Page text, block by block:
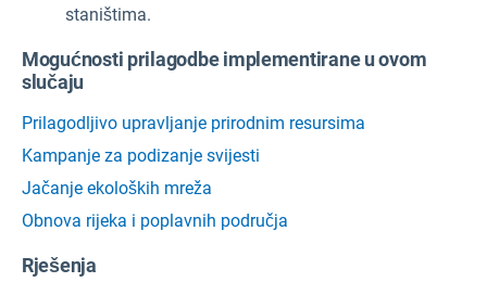
staništima.
Mogućnosti prilagodbe implementirane u ovom
slučaju
Prilagodljivo upravljanje prirodnim resursima
Kampanje za podizanje svijesti
Jačanje ekoloških mreža
Obnova rijeka i poplavnih područja
Rješenja